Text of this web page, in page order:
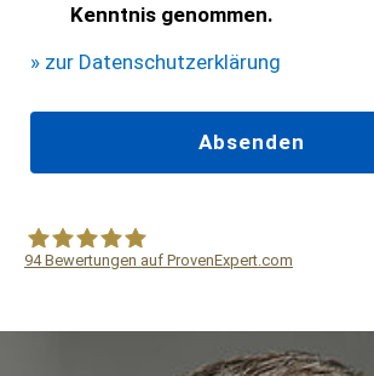
Kenntnis genommen.
» zur Datenschutzerklärung
94Bewertungen auf ProvenExpert.com